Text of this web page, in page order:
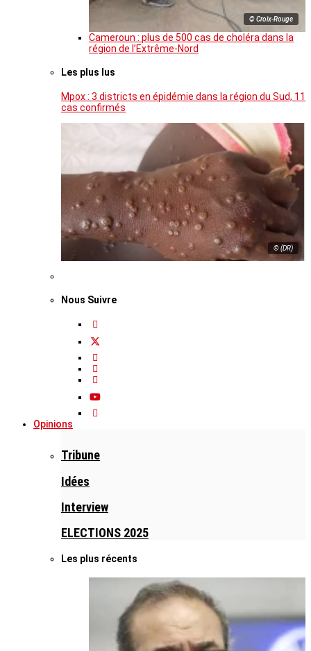
© Croix-Rouge
Cameroun : plus de 500 cas de choléra dans la
région de l’Extrême-Nord
Les plus lus
Mpox : 3 districts en épidémie dans la région du Sud, 11
cas confirmés
© (DR)
Nous Suivre
Opinions
Tribune
Idées
Interview
ELECTIONS 2025
Les plus récents